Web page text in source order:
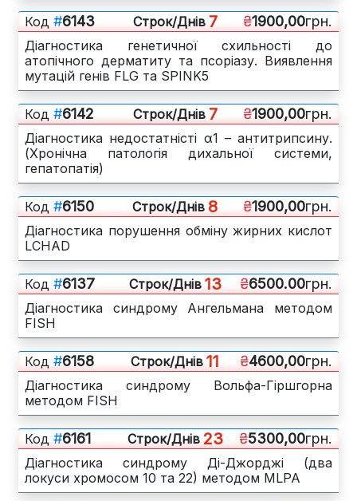
Код #6143 Cтрок/Днів 7 ₴1900,00грн.
Діагностика генетичної схильності до
атопічного дерматиту та псоріазу. Виявлення
мутацій генів FLG та SPINK5
Код #6142 Cтрок/Днів 7 ₴1900,00грн.
Діагностика недостатністі α1 – антитрипсину.
(Хронічна патологія дихальної системи,
гепатопатія)
Код #6150 Cтрок/Днів 8 ₴1900,00грн.
Діагностика порушення обміну жирних кислот
LCHAD
Код #6137 Cтрок/Днів 13 ₴6500.00грн.
Діагностика синдрому Ангельмана методом
FISH
Код #6158 Cтрок/Днів 11 ₴4600,00грн.
Діагностика синдрому Вольфа-Гіршгорна
методом FISH
Код #6161 Cтрок/Днів 23 ₴5300,00грн.
Діагностика синдрому Ді-Джорджі (два
локуси хромосом 10 та 22) методом MLPA